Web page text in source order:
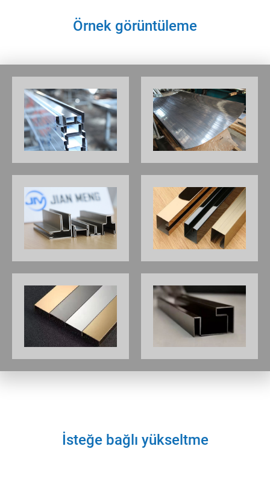
doğruluğu
(mm)
Boyutlar (mm) 4900×2350×2000 5700×2350×2000
Örnek görüntüleme
İsteğe bağlı yükseltme